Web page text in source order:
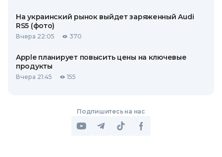
На украинский рынок выйдет заряженный Audi
RS5 (фото)
Вчера 22:05 370
Apple планирует повысить цены на ключевые
продукты
Вчера 21:45 155
Подпишитесь на нас